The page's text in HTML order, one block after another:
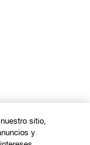
sitio,
y